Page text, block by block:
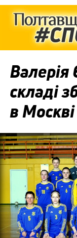
складі
в Москві